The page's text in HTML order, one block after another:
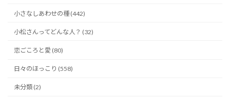
小さなしあわせの種 (442)
小松さんってどんな人？ (32)
恋ごころと愛 (80)
日々のほっこり (558)
未分類 (2)